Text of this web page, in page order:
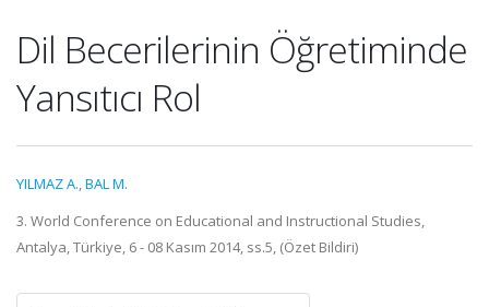
Dil Becerilerinin Öğretiminde
Yansıtıcı Rol
YILMAZ A.,BAL M.
3. World Conference on Educational and Instructional Studies,
Antalya, Türkiye, 6 - 08 Kasım 2014, ss.5, (Özet Bildiri)